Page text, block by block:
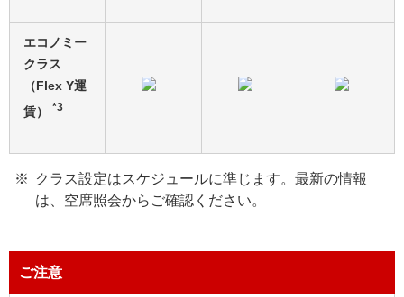
エコノミー
クラス
（Flex Y運
賃）
*3
クラス設定はスケジュールに準じます。最新の情報
は、空席照会からご確認ください。
ご注意